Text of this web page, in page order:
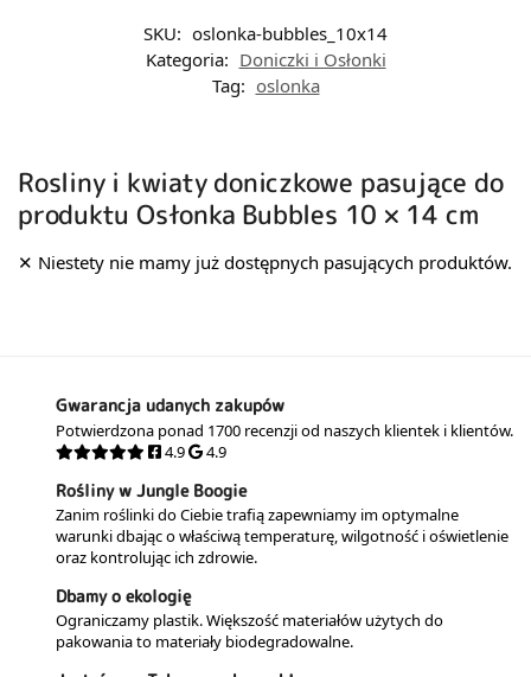
SKU: oslonka-bubbles_10x14
Kategoria: Doniczki i Osłonki
Tag: oslonka
Rosliny i kwiaty doniczkowe pasujące do
produktu Osłonka Bubbles 10 × 14 cm
Gwarancja udanych zakupów
Potwierdzona ponad 1700 recenzji od naszych klientek i klientów.
4.9
4.9
Rośliny w Jungle Boogie
Zanim roślinki do Ciebie trafią zapewniamy im optymalne
warunki dbając o właściwą temperaturę, wilgotność i oświetlenie
oraz kontrolując ich zdrowie.
Dbamy o ekologię
Ograniczamy plastik. Większość materiałów użytych do
pakowania to materiały biodegradowalne.